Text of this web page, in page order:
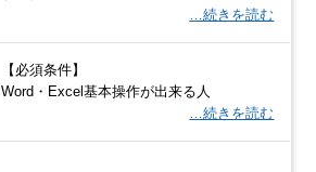
…続きを読む
【必須条件】
Word・Excel基本操作が出来る人
…続きを読む